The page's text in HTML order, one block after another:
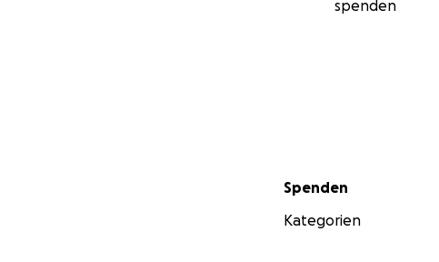
spenden
Sekundärmenü
Spenden
Kategorien